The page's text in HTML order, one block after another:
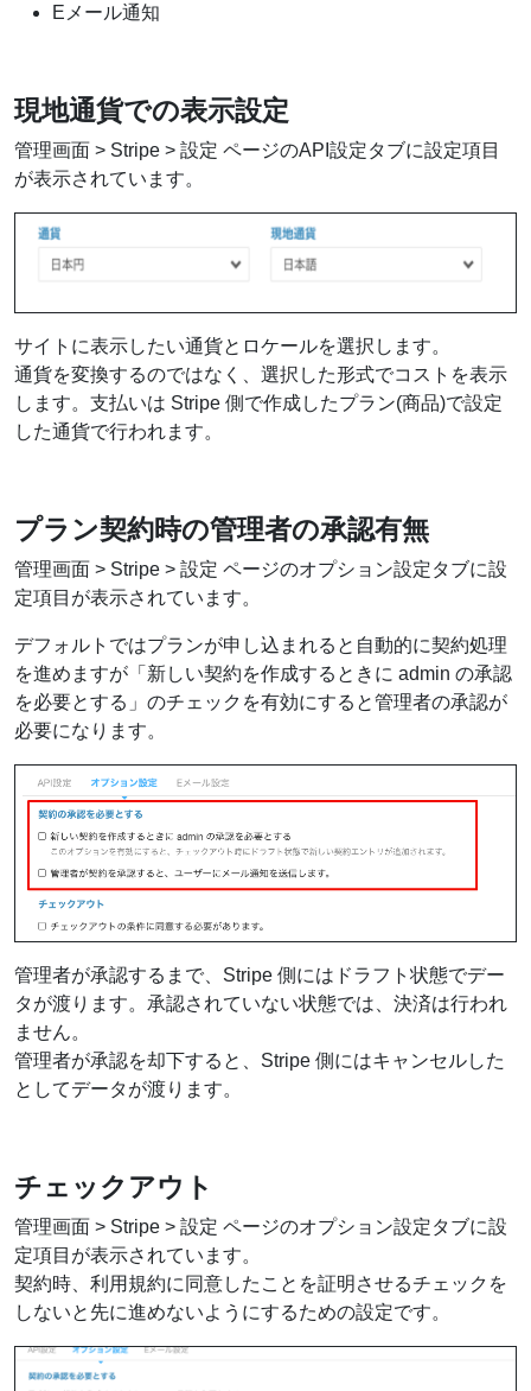
Eメール通知
現地通貨での表示設定
管理画面 > Stripe > 設定 ページのAPI設定タブに設定項目
が表示されています。
サイトに表示したい通貨とロケールを選択します。
通貨を変換するのではなく、選択した形式でコストを表示
します。支払いは Stripe 側で作成したプラン(商品)で設定
した通貨で行われます。
プラン契約時の管理者の承認有無
管理画面 > Stripe > 設定 ページのオプション設定タブに設
定項目が表示されています。
デフォルトではプランが申し込まれると自動的に契約処理
を進めますが「新しい契約を作成するときに admin の承認
を必要とする」のチェックを有効にすると管理者の承認が
必要になります。
管理者が承認するまで、Stripe 側にはドラフト状態でデー
タが渡ります。承認されていない状態では、決済は行われ
ません。
管理者が承認を却下すると、Stripe 側にはキャンセルした
としてデータが渡ります。
チェックアウト
管理画面 > Stripe > 設定 ページのオプション設定タブに設
定項目が表示されています。
契約時、利用規約に同意したことを証明させるチェックを
しないと先に進めないようにするための設定です。